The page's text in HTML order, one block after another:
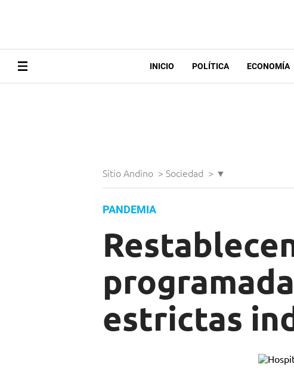
INICIO POLÍTICA ECONOMÍA
Sitio Andino > Sociedad > ▼
PANDEMIA
estrictas